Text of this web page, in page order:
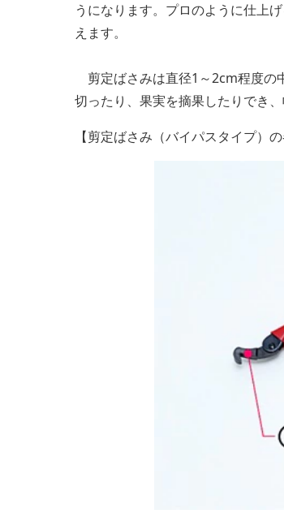
うになります。プロのように仕上
えます。
剪定ばさみは直径1～2cm程度の
切ったり、果実を摘果したりでき
【剪定ばさみ（バイパスタイプ）